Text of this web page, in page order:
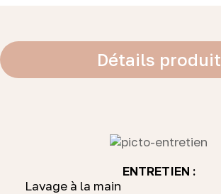
Détails produit
ENTRETIEN :
Lavage à la main